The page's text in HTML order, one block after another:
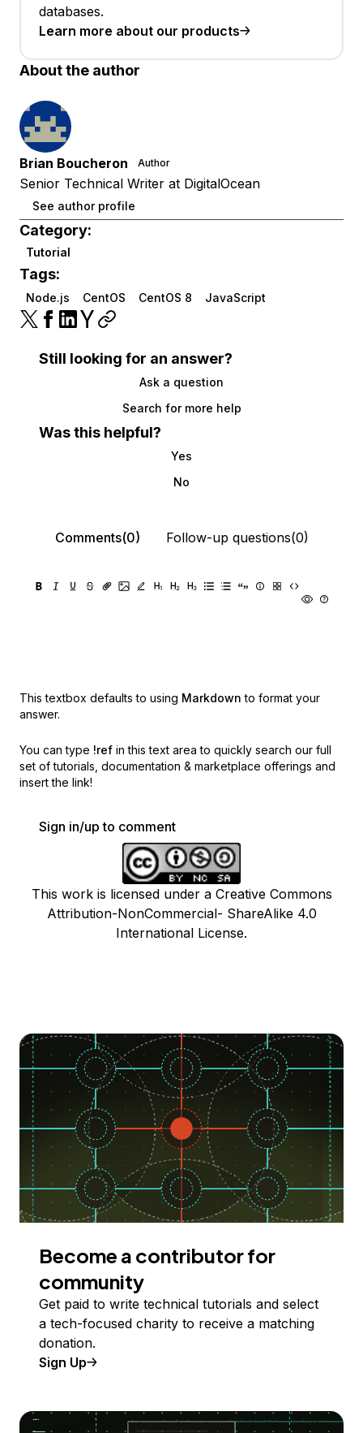
databases.
Learn more about our products
About the author
Brian Boucheron Author
Senior Technical Writer at DigitalOcean
See author profile
Category:
Tutorial
Tags:
Node.js CentOS CentOS 8 JavaScript
Still looking for an answer?
Ask a question
Search for more help
Was this helpful?
Yes
No
Comments(0) Follow-up questions(0)
This textbox defaults to using Markdown to format your
answer.
You can type !ref in this text area to quickly search our full
set of tutorials, documentation & marketplace offerings and
insert the link!
Sign in/up to comment
This work is licensed under a Creative Commons
Attribution-NonCommercial- ShareAlike 4.0
International License.
Become a contributor for
community
Get paid to write technical tutorials and select
a tech-focused charity to receive a matching
donation.
Sign Up